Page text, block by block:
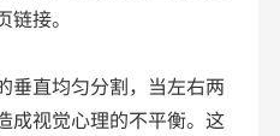
接。
直均匀分割，当左右两
成视觉心理的不平衡。这